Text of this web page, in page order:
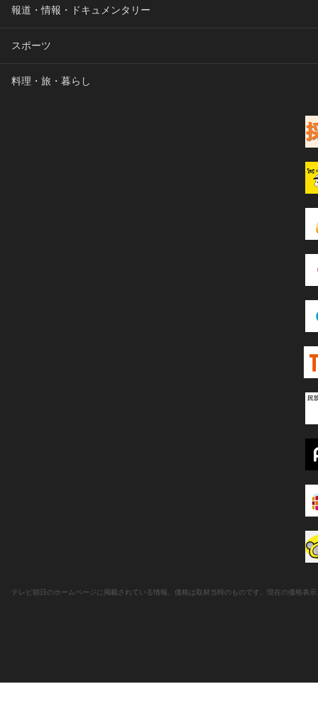
報道・情報・ドキュメンタリー
スポーツ
料理・旅・暮らし
テレビ朝日のホームページに掲載されている情報、価格は取材当時のものです。現在の価格表